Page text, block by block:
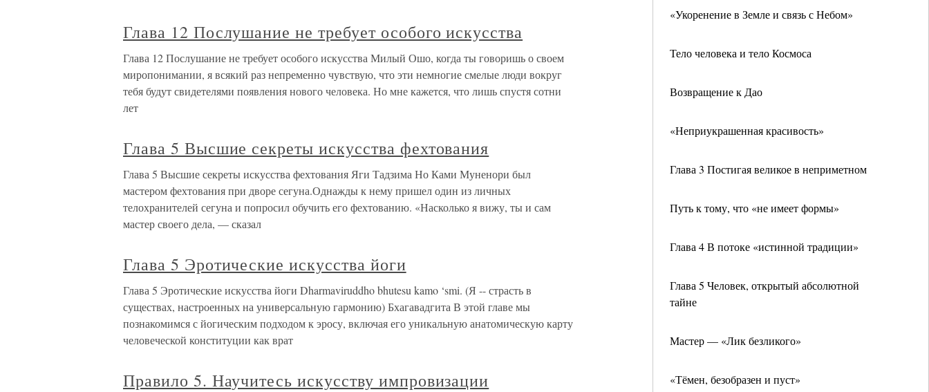
«Укоренение в Земле и связь с Небом»
Тело человека и тело Космоса
Возвращение к Дао
«Неприукрашенная красивость»
Глава 3 Постигая великое в неприметном
Путь к тому, что «не имеет формы»
Глава 4 В потоке «истинной традиции»
Глава 5 Человек, открытый абсолютной
тайне
Мастер — «Лик безликого»
«Тёмен, безобразен и пуст»
Глава 12 Послушание не требует особого искусства
Глава 12 Послушание не требует особого искусства Милый Ошо, когда ты говоришь о своем
миропонимании, я всякий раз непременно чувствую, что эти немногие смелые люди вокруг
тебя будут свидетелями появления нового человека. Но мне кажется, что лишь спустя сотни
лет
Глава 5 Высшие секреты искусства фехтования
Глава 5 Высшие секреты искусства фехтования Яги Тадзима Но Ками Муненори был
мастером фехтования при дворе сегуна.Однажды к нему пришел один из личных
телохранителей сегуна и попросил обучить его фехтованию. «Насколько я вижу, ты и сам
мастер своего дела, — сказал
Глава 5 Эротические искусства йоги
Глава 5 Эротические искусства йоги Dharmaviruddho bhutesu kamo ‘smi. (Я -- страсть в
существах, настроенных на универсальную гармонию) Бхагавадгита В этой главе мы
познакомимся с йогическим подходом к эросу, включая его уникальную анатомическую карту
человеческой конституции как врат
Правило 5. Научитесь искусству импровизации